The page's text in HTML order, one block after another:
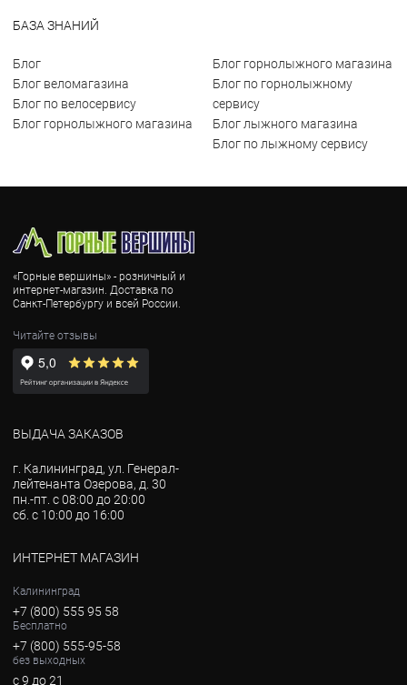
БАЗА ЗНАНИЙ
Блог
Блог веломагазина
Блог по велосервису
Блог горнолыжного магазина
Блог горнолыжного магазина
Блог по горнолыжному
сервису
Блог лыжного магазина
Блог по лыжному сервису
«Горные вершины» - розничный и
интернет-магазин. Доставка по
Санкт-Петербургу и всей России.
Читайте отзывы
ВЫДАЧА ЗАКАЗОВ
г. Калининград, ул. Генерал-
лейтенанта Озерова, д. 30
пн.-пт. с 08:00 до 20:00
сб. с 10:00 до 16:00
ИНТЕРНЕТ МАГАЗИН
Калининград
+7 (800) 555 95 58
Бесплатно
+7 (800) 555-95-58
без выходных
с 9 до 21